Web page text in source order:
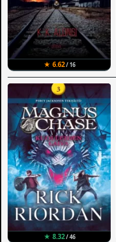
★ 6.62/ 16
★ 8.32/ 46